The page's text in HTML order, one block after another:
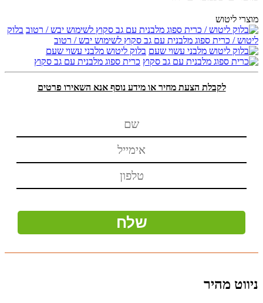
מוצרי ליטוש
בלוק
ליטוש / כרית ספוג מלבנית עם גב סקוץ לשימוש יבש / רטוב
בלוק ליטוש מלבני עשוי שעם
כרית ספוג מלבנית עם גב סקוץ
לקבלת הצעת מחיר או מידע נוסף אנא השאירו פרטים
ניווט מהיר